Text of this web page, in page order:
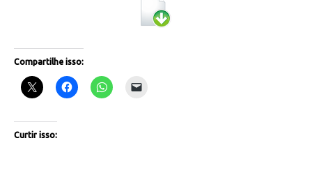
Compartilhe isso:
Curtir isso: